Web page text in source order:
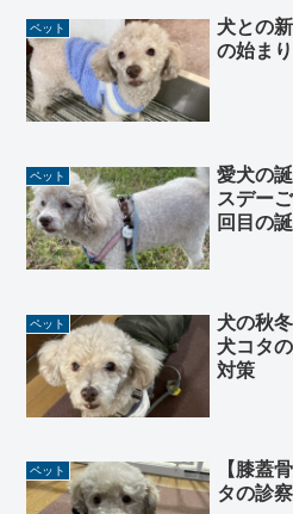
ペット
犬との
の始ま
ペット
愛犬の
スデー
回目の
ペット
犬の秋
犬コタ
対策
ペット
【膝蓋
タの診